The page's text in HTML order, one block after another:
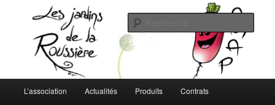
Les Jardins de la Roussière
L'AMAP de Montreuil-Juigné !
principal
L’association Actualités Produits Contrats